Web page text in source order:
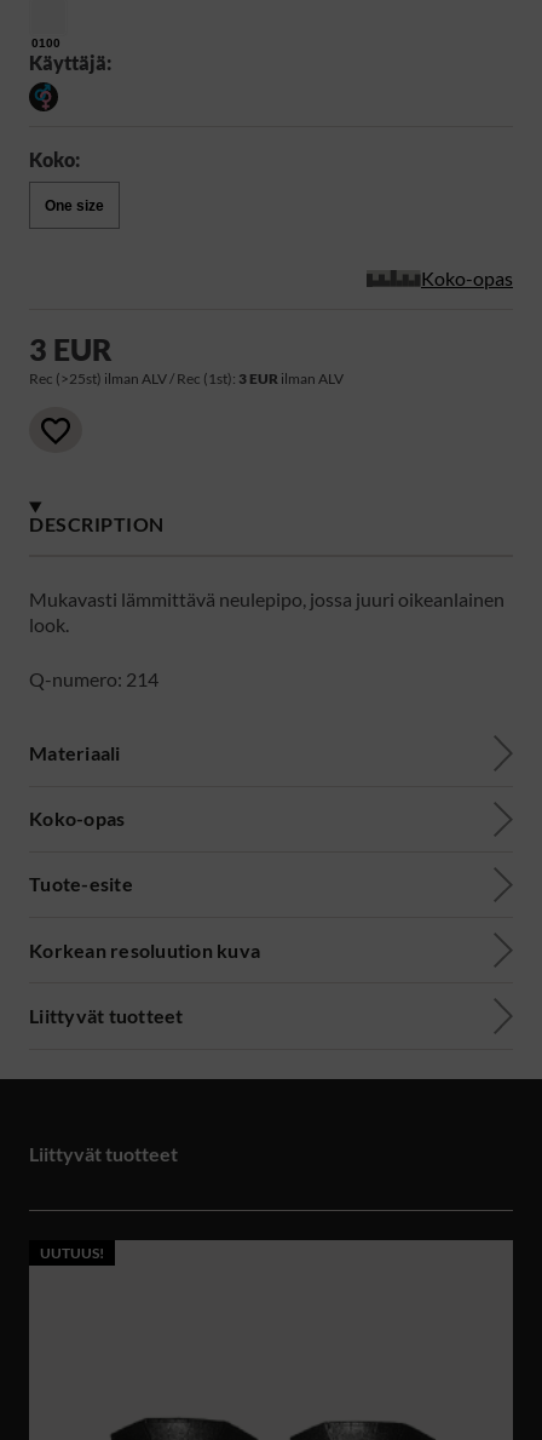
0100
Käyttäjä:
Koko:
One size
Koko-opas
3 EUR
Rec (>25st) ilman ALV / Rec (1st): 3 EUR ilman ALV
DESCRIPTION
Mukavasti lämmittävä neulepipo, jossa juuri oikeanlainen
look.
Q-numero: 214
Materiaali
Koko-opas
Tuote-esite
Korkean resoluution kuva
Liittyvät tuotteet
Liittyvät tuotteet
UUTUUS!